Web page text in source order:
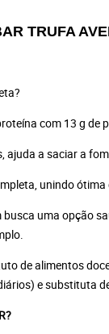
TRUFA
com 13 g de
a saciar a
unindo
uma opção
de alimentos
e substituta